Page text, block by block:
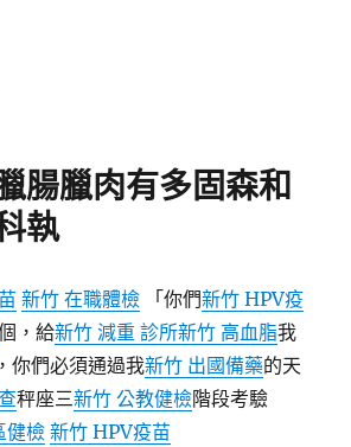
腸臘肉有多固森和
執
新竹 在職體檢 「你們新竹 HPV疫
，給新竹 減重 診所新竹 高血脂我
你們必須通過我新竹 出國備藥的天
秤座三新竹 公教健檢階段考驗
健檢 新竹 HPV疫苗